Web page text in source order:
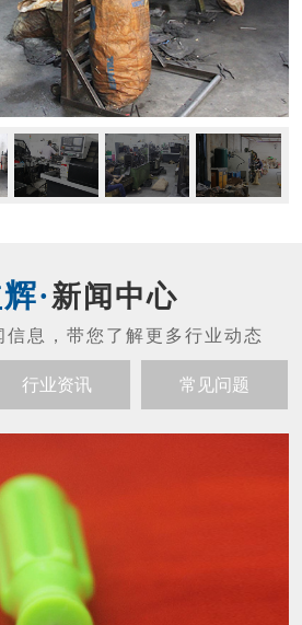
新闻中心
行业资讯 常见问题